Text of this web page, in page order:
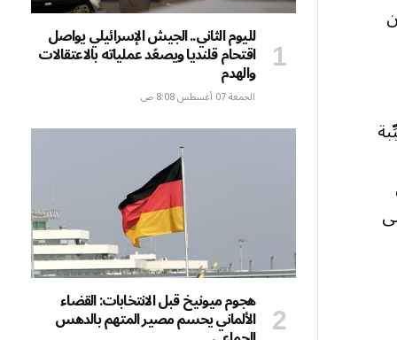
لليوم الثاني.. الجيش الإسرائيلي يواصل
اقتحام قلنديا ويصعّد عملياته بالاعتقالات
والهدم
الجمعة 07 أغسطس 8:08 ص
هجوم ميونيخ قبل الانتخابات: القضاء
الألماني يحسم مصير المتهم بالدهس